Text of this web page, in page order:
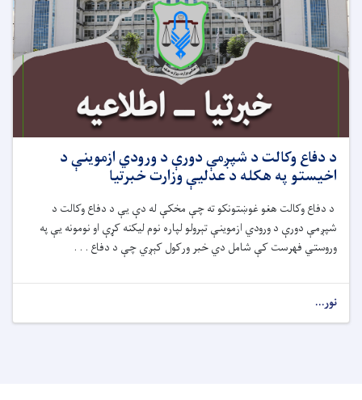
د دفاع وکالت د شپږمې دورې د ورودي ازموینې د
اخیستو په هکله د عدلیې وزارت خبرتیا
د دفاع وکالت هغو غوښتونکو ته چې مخکې له دې یې د دفاع وکالت د
شپږمې دورې د ورودي ازموینې تېرولو لپاره نوم لیکنه کړې او نومونه یې په
وروستي فهرست کې شامل دي خبر ورکول کېږي چې د دفاع . . .
نور...